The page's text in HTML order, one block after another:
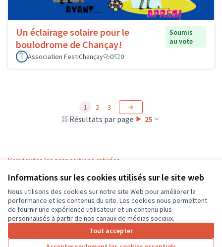
Informations sur les cookies utilisés sur le site web
Nous utilisons des cookies sur notre site Web pour améliorer la
performance et les contenus du site. Les cookies nous permettent
de fournir une expérience utilisateur et un contenu plus
personnalisés à partir de nos canaux de médias sociaux.
Tout accepter
Un éclairage solaire pour le
boulodrome de Chançay!
Soumis
au vote
Association FestiChançay
0 0
Résultats par page : 25
1 2 3
Voir toutes les propositions retirées
Conditions d'utilisation
Paramètres des cookies
CD37 sur X
(Lien externe)
CD37 sur Facebook
CD37 sur Instagram
CD37 sur YouTube
(Lien externe)